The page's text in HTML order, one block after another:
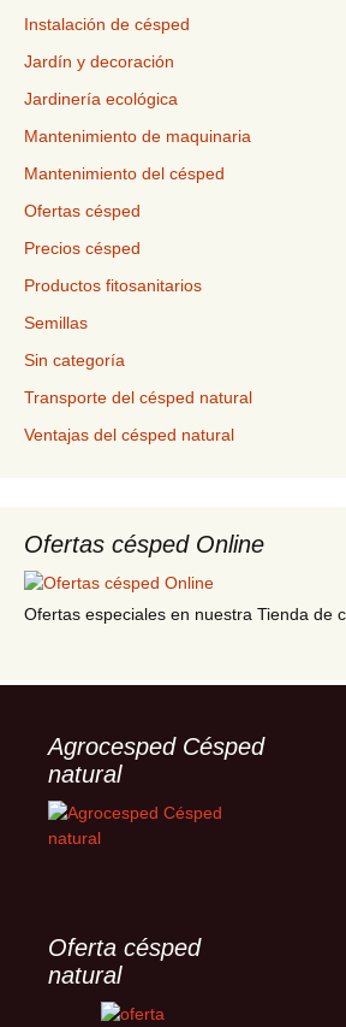
Instalación de césped
Jardín y decoración
Jardinería ecológica
Mantenimiento de maquinaria
Mantenimiento del césped
Ofertas césped
Precios césped
Productos fitosanitarios
Semillas
Sin categoría
Transporte del césped natural
Ventajas del césped natural
Ofertas césped Online
Ofertas especiales en nuestra Tienda de
Agrocesped Césped
natural
Oferta césped
natural